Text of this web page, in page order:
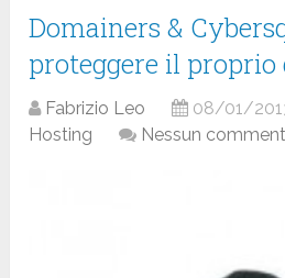
Domainers &
proteggere il
Fabrizio Leo 08/01/
Hosting
Nessun